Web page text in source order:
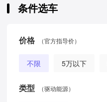
条件选车
价格 （官方指导价）
不限 5万以下
类型 （驱动能源）